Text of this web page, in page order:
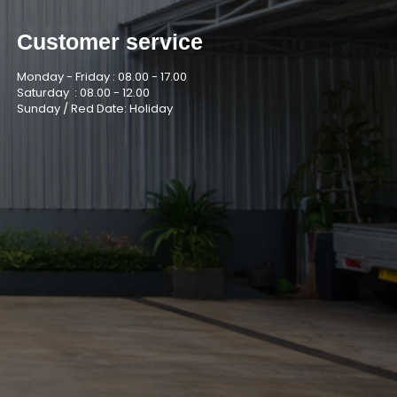
Customer service
Monday - Friday : 08.00 - 17.00
Saturday : 08.00 - 12.00
Sunday / Red Date: Holiday